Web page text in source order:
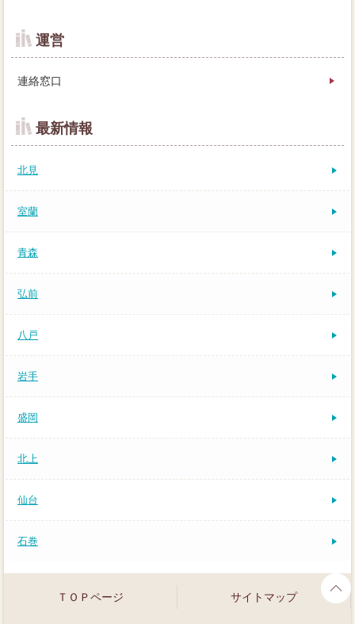
運営
連絡窓口
最新情報
北見
室蘭
青森
弘前
八戸
岩手
盛岡
北上
仙台
石巻
ＴＯＰページ サイトマップ